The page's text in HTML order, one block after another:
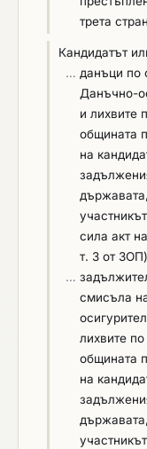
представи -
бъдат
дейностите –
както и
за пълна
сертификат
придобитата
подготовка),
опит. * При участие на обединение, което не е
юридическо
чл.59, ал.6
предвижда
следва да
от ЗОП. * По отношение на критериите за подбор
свързани с
способности,
капацитета
ЗОП. Забележка: При необходимост на
основание
може да
след
всички или
доказва
когато това
възлагане
прилага при
от ЗОП. Възложителят няма да изисква
документи,
път или чрез
бъдат
до
членки.
трета
Кандидатът
… данъци по
Данъчно-
и лихвите
общината
на
сила акт
т. 3 от ЗОП)
…
смисъла
лихвите
общината
на